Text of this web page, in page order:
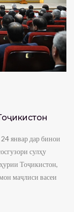
дар бинои
сулҳу
Тоҷикистон,
маҷлиси васеи